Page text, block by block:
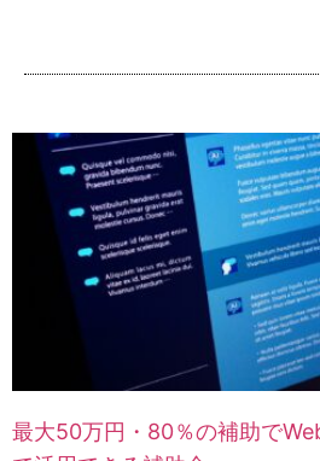
最大50万円・80％の補助で